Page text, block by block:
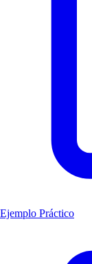
Ejemplo Práctico